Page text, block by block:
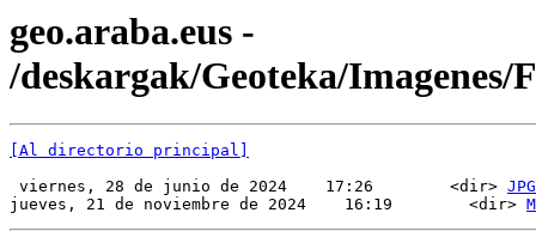
geo.araba.eus -
/deskargak/Geoteka/Imagenes/
[Al directorio principal]
viernes, 28 de junio de 2024    17:26        <dir> JPG
jueves, 21 de noviembre de 2024    16:19        <dir>